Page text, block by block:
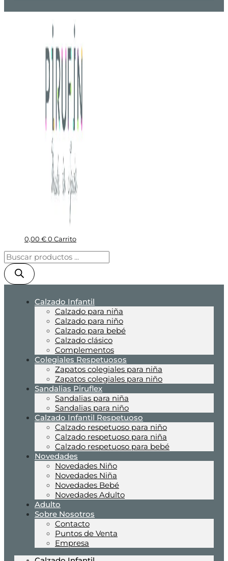
0,00 € 0 Carrito
Calzado Infantil
Calzado para niña
Calzado para niño
Calzado para bebé
Calzado clásico
Complementos
Colegiales Respetuosos
Zapatos colegiales para niña
Zapatos colegiales para niño
Sandalias Piruflex
Sandalias para niña
Sandalias para niño
Calzado Infantil Respetuoso
Calzado respetuoso para niño
Calzado respetuoso para niña
Calzado respetuoso para bebé
Novedades
Novedades Niño
Novedades Niña
Novedades Bebé
Novedades Adulto
Adulto
Sobre Nosotros
Contacto
Puntos de Venta
Empresa